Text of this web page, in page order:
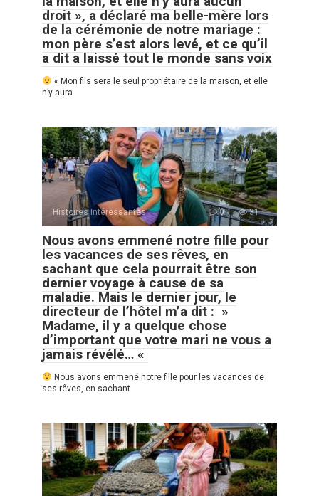
droit », a déclaré ma belle-mère lors
de la cérémonie de notre mariage :
mon père s’est alors levé, et ce qu’il
a dit a laissé tout le monde sans voix
« Mon fils sera le seul propriétaire de la maison, et elle
n’y aura
Histoires Intéressantes 0 31
Nous avons emmené notre fille pour
les vacances de ses rêves, en
sachant que cela pourrait être son
dernier voyage à cause de sa
maladie. Mais le dernier jour, le
directeur de l’hôtel m’a dit : »
Madame, il y a quelque chose
d’important que votre mari ne vous a
jamais révélé… «
Nous avons emmené notre fille pour les vacances de
ses rêves, en sachant